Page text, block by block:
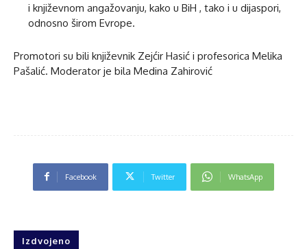
i književnom angažovanju, kako u BiH , tako i u dijaspori,
odnosno širom Evrope.
Promotori su bili književnik Zejćir Hasić i profesorica Melika
Pašalić. Moderator je bila Medina Zahirović
Facebook Twitter WhatsApp
Izdvojeno